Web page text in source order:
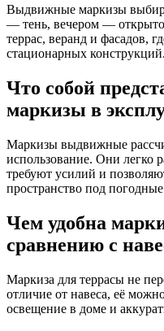
Выдвижные маркизы
— тень, вечером —
террас, веранд и фасадов,
стационарных конструкций.
Что собой
маркизы в
Маркизы выдвижные
использование. Они легко
требуют усилий и
пространство под
Чем удобна
сравнению с
Маркиза для террасы не
отличие от навеса, её
освещение в доме и